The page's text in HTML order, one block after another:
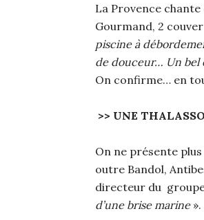
La Provence
Gourmand, 2
piscine à
de douceur… Un bel
On confirme… en
>> UNE
On ne présente
outre Bandol,
directeur du
d’une brise marine